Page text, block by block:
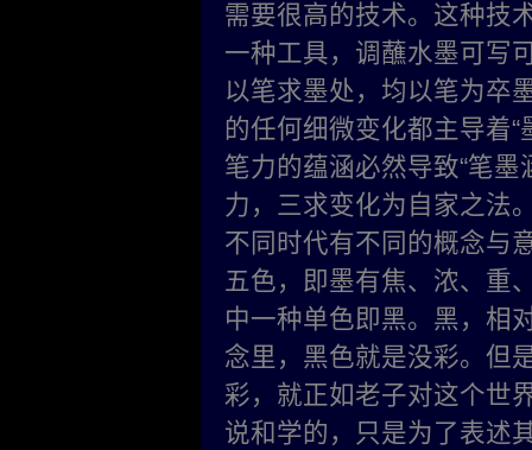
需要很高的技术。这种技
一种工具，调蘸水墨可写
以笔求墨处，均以笔为卒
的任何细微变化都主导着“
笔力的蕴涵必然导致“笔
力，三求变化为自家之法
不同时代有不同的概念与
五色，即墨有焦、浓、重
中一种单色即黑。黑，相
念里，黑色就是没彩。但
彩，就正如老子对这个世
说和学的，只是为了表述